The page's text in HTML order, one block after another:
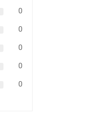
0
0
0
0
0